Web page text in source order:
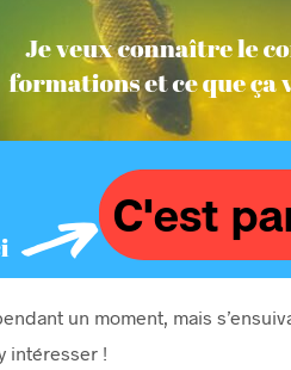
un moment, mais
intéresser !